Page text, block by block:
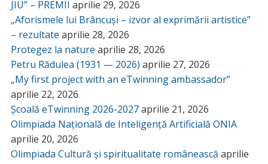
JIU” – PREMII aprilie 29, 2026
„Aforismele lui Brâncuși – izvor al exprimării artistice”
– rezultate aprilie 28, 2026
Protegez la nature aprilie 28, 2026
Petru Rădulea (1931 — 2026) aprilie 27, 2026
„My first project with an eTwinning ambassador”
aprilie 22, 2026
Școală eTwinning 2026-2027aprilie 21, 2026
Olimpiada Națională de Inteligență Artificială ONIA
aprilie 20, 2026
Olimpiada Cultură și spiritualitate românească aprilie